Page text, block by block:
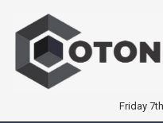
Friday